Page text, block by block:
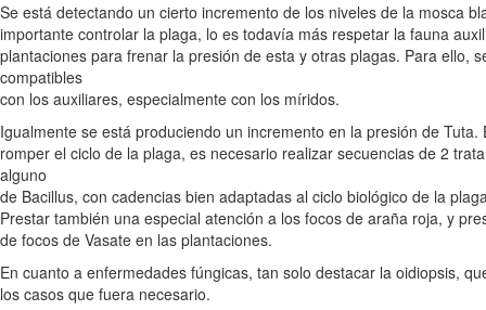
Se está detectando un cierto incremento de los niveles de la mosca
importante controlar la plaga, lo es todavía más respetar la fauna
plantaciones para frenar la presión de esta y otras plagas. Para ello,
compatibles
con los auxiliares, especialmente con los míridos.
Igualmente se está produciendo un incremento en la presión de
romper el ciclo de la plaga, es necesario realizar secuencias de 2
alguno
de Bacillus, con cadencias bien adaptadas al ciclo biológico de la
Prestar también una especial atención a los focos de araña roja, y
de focos de Vasate en las plantaciones.
En cuanto a enfermedades fúngicas, tan solo destacar la oidiopsis,
los casos que fuera necesario.